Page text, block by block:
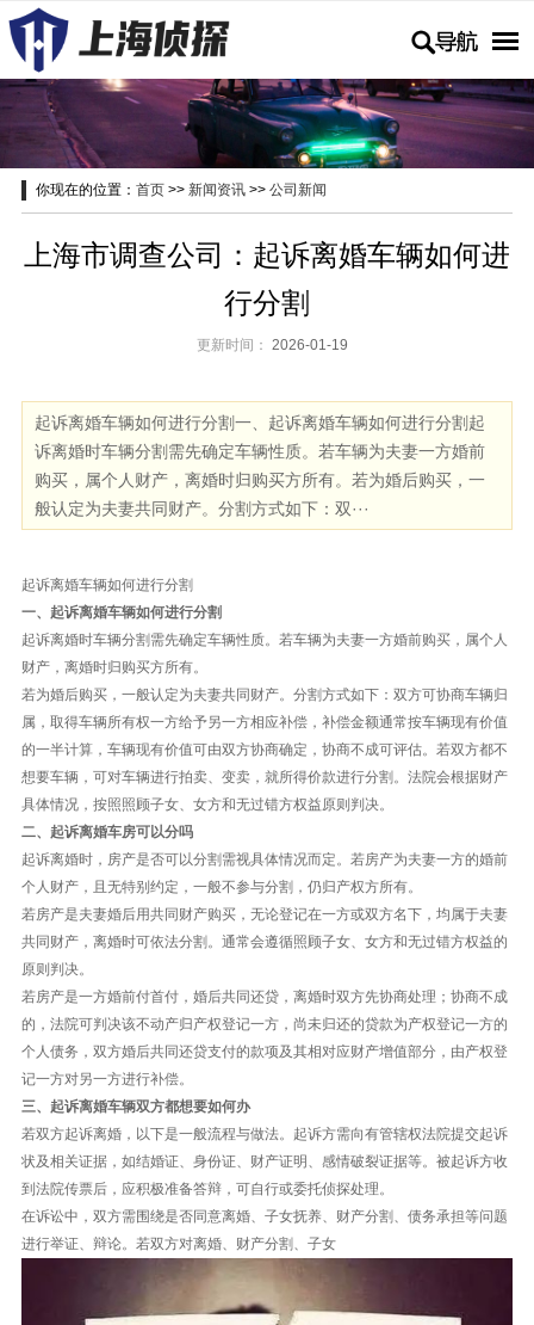

你现在的位置：首页 >>新闻资讯 >>公司新闻
公司新闻
上海市调查公司：起诉离婚车辆如何进
行分割
更新时间： 2026-01-19
起诉离婚车辆如何进行分割一、起诉离婚车辆如何进行分割起
诉离婚时车辆分割需先确定车辆性质。若车辆为夫妻一方婚前
购买，属个人财产，离婚时归购买方所有。若为婚后购买，一
般认定为夫妻共同财产。分割方式如下：双···
起诉离婚车辆如何进行分割
一、起诉离婚车辆如何进行分割
起诉离婚时车辆分割需先确定车辆性质。若车辆为夫妻一方婚前购买，属个人
财产，离婚时归购买方所有。
若为婚后购买，一般认定为夫妻共同财产。分割方式如下：双方可协商车辆归
属，取得车辆所有权一方给予另一方相应补偿，补偿金额通常按车辆现有价值
的一半计算，车辆现有价值可由双方协商确定，协商不成可评估。若双方都不
想要车辆，可对车辆进行拍卖、变卖，就所得价款进行分割。法院会根据财产
具体情况，按照照顾子女、女方和无过错方权益原则判决。
二、起诉离婚车房可以分吗
起诉离婚时，房产是否可以分割需视具体情况而定。若房产为夫妻一方的婚前
个人财产，且无特别约定，一般不参与分割，仍归产权方所有。
若房产是夫妻婚后用共同财产购买，无论登记在一方或双方名下，均属于夫妻
共同财产，离婚时可依法分割。通常会遵循照顾子女、女方和无过错方权益的
原则判决。
若房产是一方婚前付首付，婚后共同还贷，离婚时双方先协商处理；协商不成
的，法院可判决该不动产归产权登记一方，尚未归还的贷款为产权登记一方的
个人债务，双方婚后共同还贷支付的款项及其相对应财产增值部分，由产权登
记一方对另一方进行补偿。
三、起诉离婚车辆双方都想要如何办
若双方起诉离婚，以下是一般流程与做法。起诉方需向有管辖权法院提交起诉
状及相关证据，如结婚证、身份证、财产证明、感情破裂证据等。被起诉方收
到法院传票后，应积极准备答辩，可自行或委托侦探处理。
在诉讼中，双方需围绕是否同意离婚、子女抚养、财产分割、债务承担等问题
进行举证、辩论。若双方对离婚、财产分割、子女